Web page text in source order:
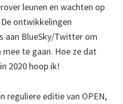
leunen en wachten op
ontwikkelingen
aan BlueSky/Twitter om
te gaan. Hoe ze dat
2020 hoop ik!
reguliere editie van OPEN,